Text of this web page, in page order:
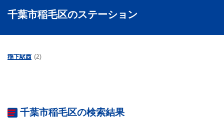
千葉市稲毛区のステーション
稲下駅西 (2)
千葉市稲毛区の検索結果